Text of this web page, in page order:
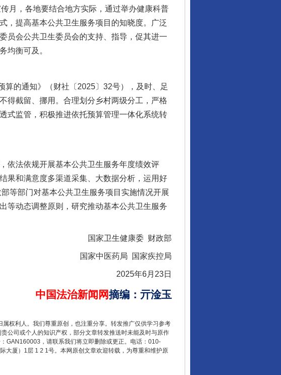
月，各地要结合地方实际，通过举办健康科普
，提高基本公共卫生服务项目的知晓度。广泛
员会公共卫生委员会的支持、指导，促其进一
均衡可及。
的通知》（财社〔2025〕32号），及时、足
得截留、挪用。合理划分乡村两级分工，严格
式监管，积极推进依托预算管理一体化系统转
法依规开展基本公共卫生服务年度绩效评
果和满意度多渠道采集、大数据分析，运用好
等部门对基本公共卫生服务项目实施情况开展
等动态调整原则，研究推动基本公共卫生服务
国家卫生健康委 财政部
国家中医药局 国家疾控局
2025年6月23日
中国法治新闻网摘编 ： 亓淦玉
权利人。我们尊重原创，也注重分享。转发推广仅供学习参考
公司或个人的知识产权，部分文章转发推送时未能及时与原作
GAN160003，请联系我们将立即删除或更正。电话：010-
大厦）1层 1 2 1号。本网原创文章欢迎转载，为尊重和维护原
“神药”背后的真相